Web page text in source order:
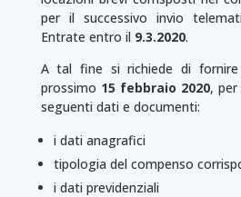
per il successivo invio
Entrate entro il 9.3.2020.
A tal fine si richiede di
prossimo 15 febbraio 2020, per
seguenti dati e documenti:
i dati anagrafici
tipologia del compenso
i dati previdenziali